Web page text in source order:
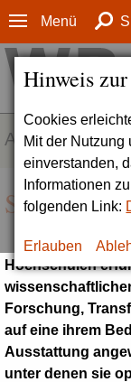
Hinweis
Cookies
Mit der
einverstanden,
Informationen
folgenden Link:
Erlauben
Menü
Strukturen
Hochschulen
Forschung,
auf eine ihrem
Ausstattung
unter denen sie